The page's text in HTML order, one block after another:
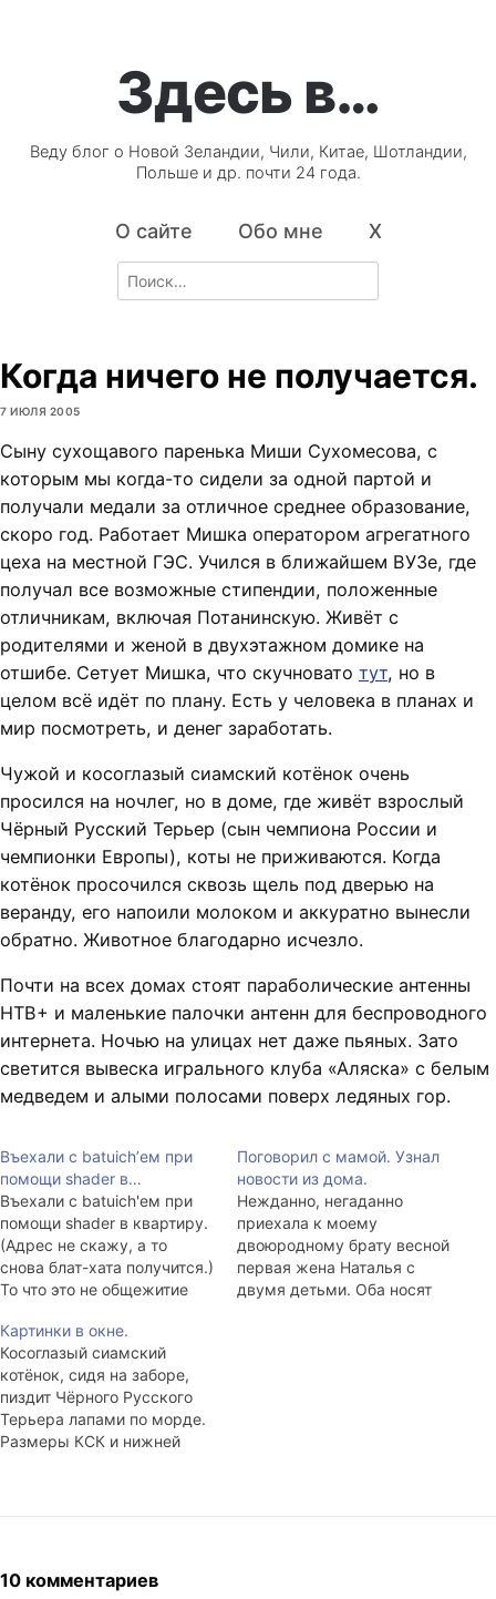
Здесь в…
Веду блог о Новой Зеландии, Чили, Китае, Шотландии,
Польше и др. почти 24 года.
О сайте Обо мне X
Search
for:
Когда ничего не получается.
7 ИЮЛЯ 2005
Сыну сухощавого паренька Миши Сухомесова, с
которым мы когда-то сидели за одной партой и
получали медали за отличное среднее образование,
скоро год. Работает Мишка оператором агрегатного
цеха на местной ГЭС. Учился в ближайшем ВУЗе, где
получал все возможные стипендии, положенные
отличникам, включая Потанинскую. Живёт с
родителями и женой в двухэтажном домике на
отшибе. Сетует Мишка, что скучновато тут, но в
целом всё идёт по плану. Есть у человека в планах и
мир посмотреть, и денег заработать.
Чужой и косоглазый сиамский котёнок очень
просился на ночлег, но в доме, где живёт взрослый
Чёрный Русский Терьер (сын чемпиона России и
чемпионки Европы), коты не приживаются. Когда
котёнок просочился сквозь щель под дверью на
веранду, его напоили молоком и аккуратно вынесли
обратно. Животное благодарно исчезло.
Почти на всех домах стоят параболические антенны
НТВ+ и маленькие палочки антенн для беспроводного
интернета. Ночью на улицах нет даже пьяных. Зато
светится вывеска игрального клуба «Аляска» с белым
медведем и алыми полосами поверх ледяных гор.
Въехали с batuich’ем при
помощи shader в…
Въехали с batuich'ем при
помощи shader в квартиру.
(Адрес не скажу, а то
снова блат-хата получится.)
То что это не общежитие
Мытьё полов, перестановка
мебели и разбор вещей
длились до четырёх часов
ночи, поэтому спать утром
хотелось. Оказалось, что
над нами живёт мастер на
Поговорил с мамой. Узнал
новости из дома.
Нежданно, негаданно
приехала к моему
двоюродному брату весной
первая жена Наталья с
двумя детьми. Оба носят
Картинки в окне.
Косоглазый сиамский
котёнок, сидя на заборе,
пиздит Чёрного Русского
Терьера лапами по морде.
Размеры КСК и нижней
10 комментариев